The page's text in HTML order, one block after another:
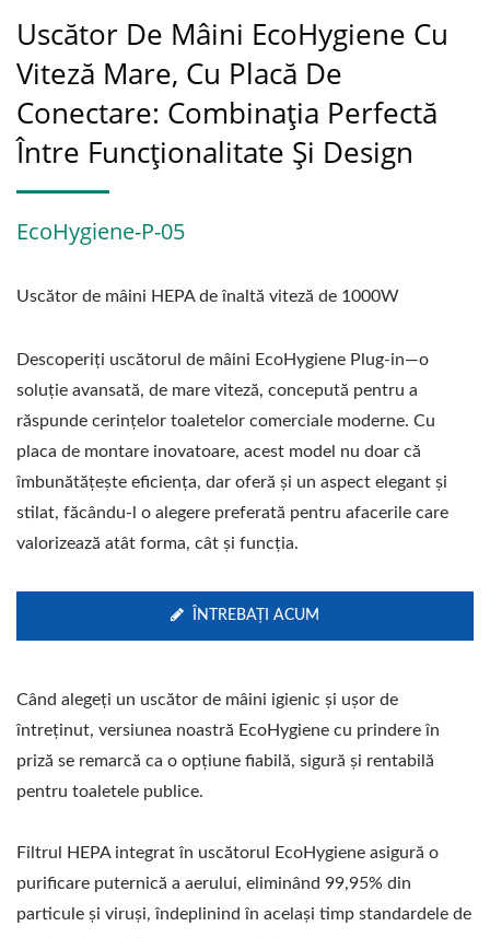
Uscător De Mâini EcoHygiene Cu
Viteză Mare, Cu Placă De
Conectare: Combinația Perfectă
Între Funcționalitate Și Design
EcoHygiene-P-05
Uscător de mâini HEPA de înaltă viteză de 1000W
Descoperiți uscătorul de mâini EcoHygiene Plug-in—o
soluție avansată, de mare viteză, concepută pentru a
răspunde cerințelor toaletelor comerciale moderne. Cu
placa de montare inovatoare, acest model nu doar că
îmbunătățește eficiența, dar oferă și un aspect elegant și
stilat, făcându-l o alegere preferată pentru afacerile care
valorizează atât forma, cât și funcția.
ÎNTREBAȚI ACUM
Când alegeți un uscător de mâini igienic și ușor de
întreținut, versiunea noastră EcoHygiene cu prindere în
priză se remarcă ca o opțiune fiabilă, sigură și rentabilă
pentru toaletele publice.
Filtrul HEPA integrat în uscătorul EcoHygiene asigură o
purificare puternică a aerului, eliminând 99,95% din
particule și viruși, îndeplinind în același timp standardele de